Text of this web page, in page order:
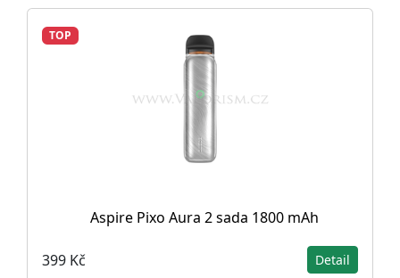
TOP
Aspire Pixo Aura 2 sada 1800 mAh
399 Kč Detail